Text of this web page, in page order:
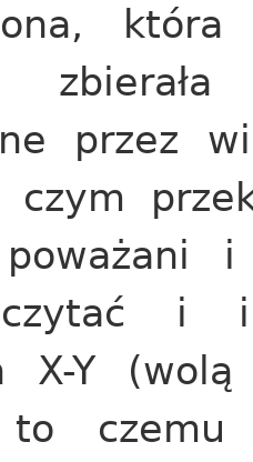
przez
czym
i
X-Y
to